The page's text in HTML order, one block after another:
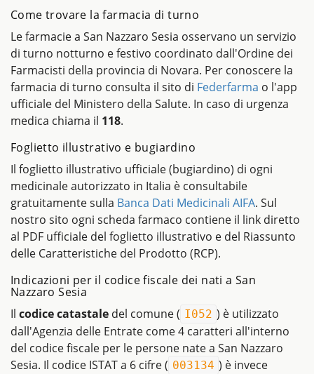
Come trovare la farmacia di turno
Le farmacie a San Nazzaro Sesia osservano un servizio
di turno notturno e festivo coordinato dall'Ordine dei
Farmacisti della provincia di Novara. Per conoscere la
farmacia di turno consulta il sito di Federfarma o l'app
ufficiale del Ministero della Salute. In caso di urgenza
medica chiama il 118.
Foglietto illustrativo e bugiardino
Il foglietto illustrativo ufficiale (bugiardino) di ogni
medicinale autorizzato in Italia è consultabile
gratuitamente sulla Banca Dati Medicinali AIFA. Sul
nostro sito ogni scheda farmaco contiene il link diretto
al PDF ufficiale del foglietto illustrativo e del Riassunto
delle Caratteristiche del Prodotto (RCP).
Indicazioni per il codice fiscale dei nati a San
Nazzaro Sesia
Il codice catastale del comune ( I052 ) è utilizzato
dall'Agenzia delle Entrate come 4 caratteri all'interno
del codice fiscale per le persone nate a San Nazzaro
Sesia. Il codice ISTAT a 6 cifre ( 003134 ) è invece